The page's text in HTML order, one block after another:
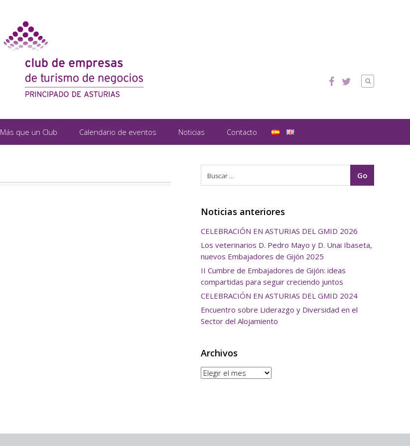
Más que un Club Calendario de eventos Noticias Contacto
Noticias anteriores
CELEBRACIÓN EN ASTURIAS DEL GMID 2026
Los veterinarios D. Pedro Mayo y D. Unai Ibaseta,
nuevos Embajadores de Gijón 2025
II Cumbre de Embajadores de Gijón: ideas
compartidas para seguir creciendo juntos
CELEBRACIÓN EN ASTURIAS DEL GMID 2024
Encuentro sobre Liderazgo y Diversidad en el
Sector del Alojamiento
Archivos
Archivos